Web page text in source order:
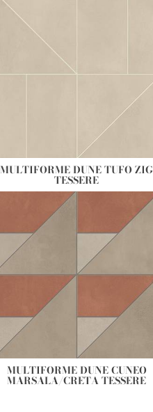
MULTIFORME DUNE TUFO ZIG
TESSERE
MULTIFORME DUNE CUNEO
MARSALA/CRETA TESSERE